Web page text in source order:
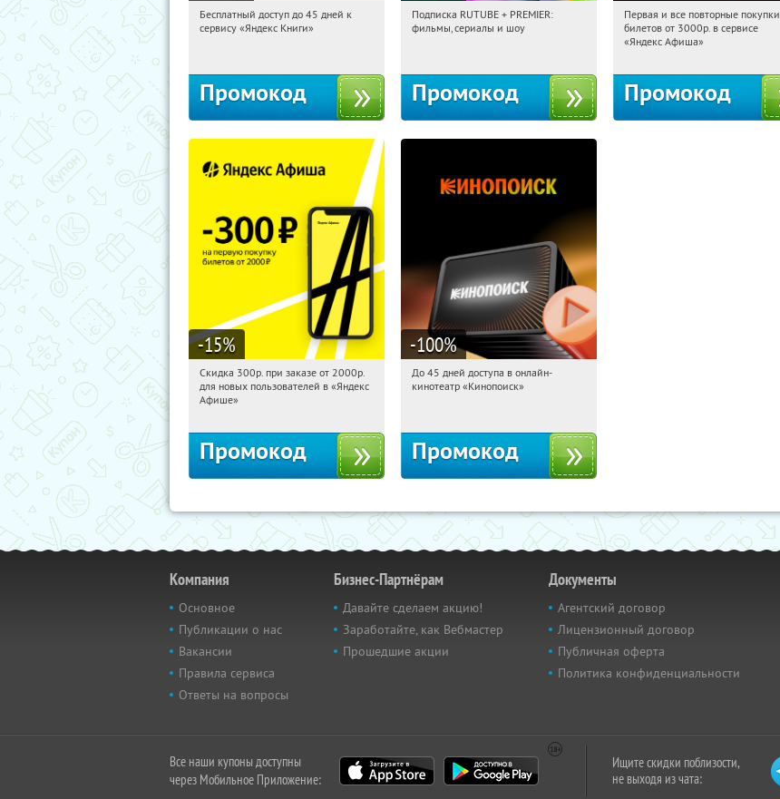
16:01:09
Получи первым!
Бесплатный доступ до 45 дней к
сервису «Яндекс Книги»
Промокод
16:01:09 Получили:
Подписка RUTUBE + PREMIER:
фильмы, сериалы и шоу
Промокод
16:01:09 Получили:
Россия
Первая и все повторные покупки
билетов от 3000р. в сервисе
«Яндекс Афиша»
Промокод
-15%
16:01:09 Получили:65
Россия
Скидка 300р. при заказе от 2000р.
для новых пользователей в «Яндекс
Афише»
Промокод
-100%
16:01:09 Получили:
До 45 дней доступа в онлайн-
кинотеатр «Кинопоиск»
Промокод
Компания
Основное
Публикации о нас
Вакансии
Правила сервиса
Ответы на вопросы
Бизнес-Партнёрам
Давайте сделаем акцию!
Заработайте, как Вебмастер
Прошедшие акции
Документы
Агентский договор
Лицензионный договор
Публичная оферта
Политика конфиденциальности
Все наши купоны доступны
через Мобильное Приложение:
Ищите скидки поблизости,
не выходя из чата: